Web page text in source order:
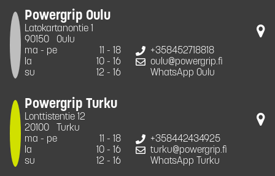
Powergrip Oulu
Latokartanontie 1
90150
Oulu
ma - pe
11 - 18
la
10 - 16
su
12 - 16
+358452718818
oulu@powergrip.fi
WhatsApp Oulu
Powergrip Turku
Lonttistentie 12
20100
Turku
ma - pe
11 - 18
la
10 - 16
su
12 - 16
+358442434925
turku@powergrip.fi
WhatsApp Turku